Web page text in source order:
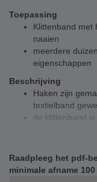
Toepassing
Klittenband met
naaien
meerdere
eigenschappen
Beschrijving
Haken zijn
textielband
de klittenband
de band met de
genaaid
Raadpleeg het pdf-
minimale afname 100